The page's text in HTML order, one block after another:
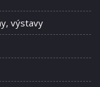
výstavy